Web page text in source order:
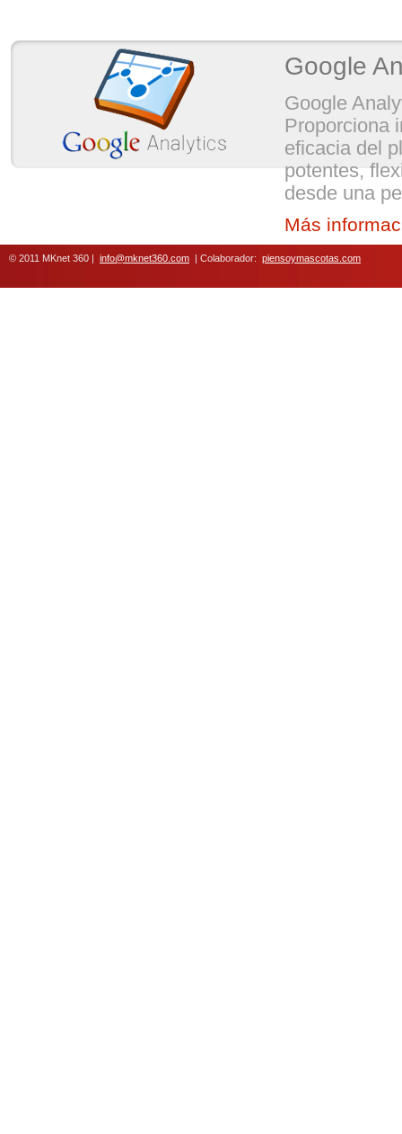
Google
Google
Proporciona
eficacia del
potentes,
desde una
Más
© 2011 MKnet 360 | info@mknet360.com | Colaborador: piensoymascotas.com